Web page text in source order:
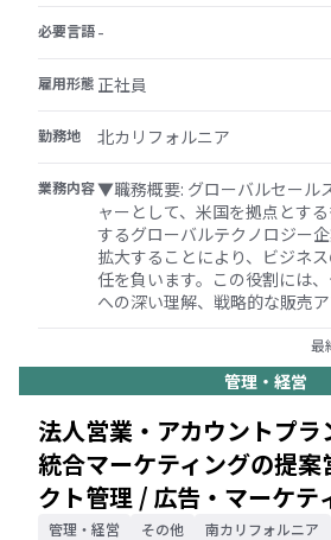
ーと内部ステークホルダー間の
・市場拡大: 新しい市場機会を
でチャネルネットワークを拡大
し、チャネル戦略を洗練させる ・契約および財務管
ートナーインセンティブプロ
条件の遵守を確保する ・レポートと分析: チャネルの
パフォーマンス、販売予測、
る定期的な最新情報を上級管
ールと分析を活用して、パー
し、チャネルの効率を最適化
バルな販売環境での部門横断型
売支援プラットフォームへの習
（最大50%）
必要言語-
雇用形態 正社員
勤務地 北カリフォルニア
業務内容▼職務概要: グローバルセールスアカウントマネージ
ャーとして、米国を拠点とす
するグローバルテクノロジー
拡大することにより、ビジネ
任を負います。この役割には
への深い理解、戦略的な販売
スタマイズされたソリューシ
求められます。 ▼主な職責: 1. 販売戦略と収益創出 ・
米国多国籍企業およびグロー
での収益目標を達成するための
行する ・見込み客および既存
機会を特定、認定、追求する
ントから契約交渉、締結まで
する 2. アカウント管理と関係構築 ・顧客組織の主要
な意思決定者やインフルエンサ
最
管理・経営
法人営業・アカウントプラ
統合マーケティングの提案
クト管理 / 広告・マーケテ
管理・経営 その他 南カリフォルニア